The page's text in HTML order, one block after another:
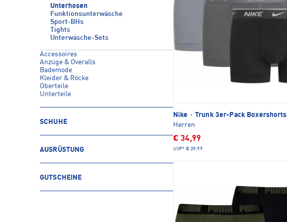
Unterhosen
Funktionsunterwäsche
Sport-BHs
Tights
Unterwäsche-Sets
Accessoires
Anzüge & Overalls
Bademode
Kleider & Röcke
Oberteile
Unterteile
SCHUHE
AUSRÜSTUNG
GUTSCHEINE
Nike · Trunk 3er-Pack Boxershorts
Herren
€ 34,99
UVP* € 39,99